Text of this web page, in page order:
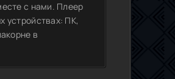
с нами. Плеер
устройствах: ПК,
в